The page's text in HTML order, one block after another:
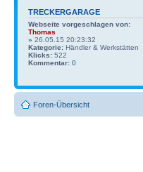
TRECKERGARAGE
Webseite vorgeschlagen von:
Thomas
» 26.05.15 20:23:32
Kategorie: Händler & Werkstätten
Klicks: 522
Kommentar: 0
Foren-Übersicht